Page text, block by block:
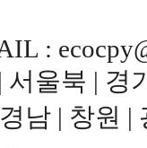
:
울북 | 경
남 | 창원 |